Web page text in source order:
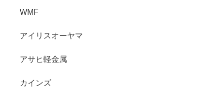
WMF
アイリスオーヤマ
アサヒ軽金属
カインズ